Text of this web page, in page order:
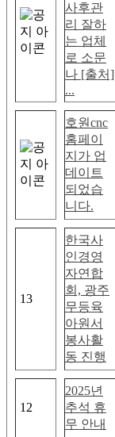
사후관
리 잘하
는 업체
로 소문
나 [출처]
...
호원cnc
홈페이
지가 업
데이트
되었습
니다.
13
한국사
인경영
자연합
회, 광주
무등육
아원서
봉사활
동 진행
12
2025년
추석 휴
무 안내